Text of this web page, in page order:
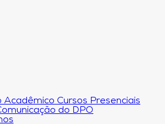
Acadêmico Cursos Presenciais
do DPO